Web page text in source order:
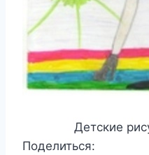
Детские
Поделиться: